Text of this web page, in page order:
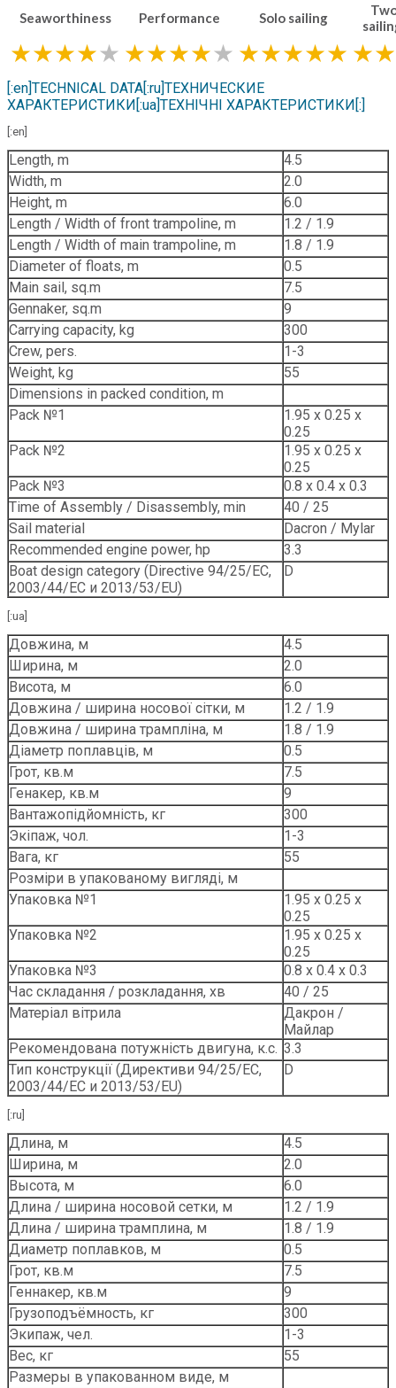
Seaworthiness Performance Solo sailing
★★★★★ ★★★★★ ★★★★★
[:en]TECHNICAL DATA[:ru]ТЕХНИЧЕСКИЕ
ХАРАКТЕРИСТИКИ[:ua]ТЕХНІЧНІ ХАРАКТЕРИСТИКИ[:]
[:en]
Length, m
4.5
Width, m
2.0
Height, m
6.0
Length / Width of front trampoline, m
1.2 / 1.9
Length / Width of main trampoline, m
1.8 / 1.9
Diameter of floats, m
0.5
Main sail, sq.m
7.5
Gennaker, sq.m
9
Carrying capacity, kg
300
Crew, pers.
1-3
Weight, kg
55
Dimensions in packed condition, m
Pack №1
1.95 х 0.25 х
0.25
Pack №2
1.95 х 0.25 х
0.25
Pack №3
0.8 х 0.4 х 0.3
Time of Assembly / Disassembly, min
40 / 25
Sail material
Dacron / Mylar
Recommended engine power, hp
3.3
Boat design category (Directive 94/25/EC,
2003/44/EC и 2013/53/EU)
D
[:ua]
Довжина, м
4.5
Ширина, м
2.0
Висота, м
6.0
Довжина / ширина носової сітки, м
1.2 / 1.9
Довжина / ширина трампліна, м
1.8 / 1.9
Діаметр поплавців, м
0.5
Грот, кв.м
7.5
Генакер, кв.м
9
Вантажопідйомність, кг
300
Экіпаж, чол.
1-3
Вага, кг
55
Розміри в упакованому вигляді, м
Упаковка №1
1.95 х 0.25 х
0.25
Упаковка №2
1.95 х 0.25 х
0.25
Упаковка №3
0.8 х 0.4 х 0.3
Час складання / розкладання, хв
40 / 25
Матеріал вітрила
Дакрон /
Майлар
Рекомендована потужність двигуна, к.с. 3.3
Тип конструкції (Директиви 94/25/EC,
2003/44/EC и 2013/53/EU)
D
[:ru]
Длина, м
4.5
Ширина, м
2.0
Высота, м
6.0
Длина / ширина носовой сетки, м
1.2 / 1.9
Длина / ширина трамплина, м
1.8 / 1.9
Диаметр поплавков, м
0.5
Грот, кв.м
7.5
Геннакер, кв.м
9
Грузоподъёмность, кг
300
Экипаж, чел.
1-3
Вес, кг
55
Размеры в упакованном виде, м